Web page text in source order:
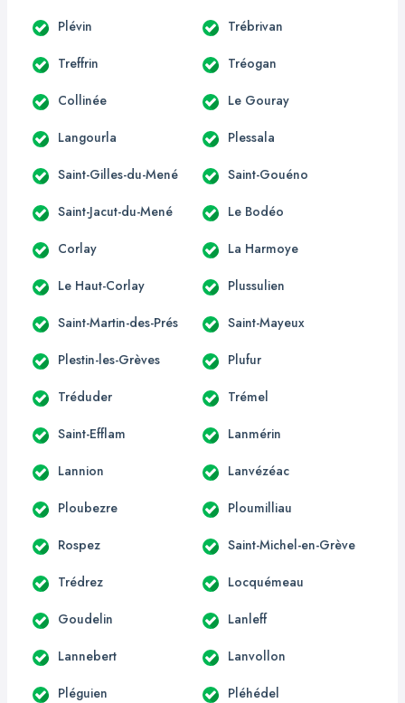
Plévin Trébrivan
Treffrin Tréogan
Collinée Le Gouray
Langourla Plessala
Saint-Gilles-du-Mené Saint-Gouéno
Saint-Jacut-du-Mené Le Bodéo
Corlay La Harmoye
Le Haut-Corlay Plussulien
Saint-Martin-des-Prés Saint-Mayeux
Plestin-les-Grèves Plufur
Tréduder Trémel
Saint-Efflam Lanmérin
Lannion Lanvézéac
Ploubezre Ploumilliau
Rospez Saint-Michel-en-Grève
Trédrez Locquémeau
Goudelin Lanleff
Lannebert Lanvollon
Pléguien Pléhédel